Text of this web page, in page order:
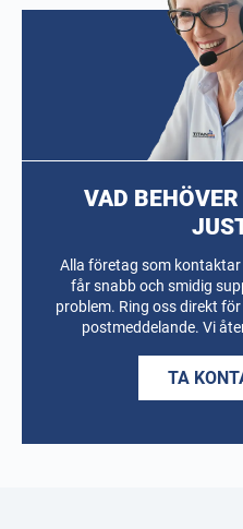
VAD
Alla företag som
får snabb och smidig
problem. Ring oss direkt
postmeddelande. Vi
TA